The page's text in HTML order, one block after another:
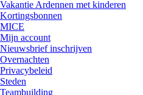
Vakantie Ardennen met kinderen
Kortingsbonnen
MICE
Mijn account
Nieuwsbrief inschrijven
Overnachten
Privacybeleid
Steden
Teambuilding